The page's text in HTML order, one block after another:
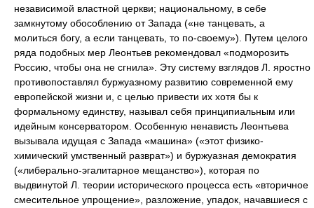
независимой властной церкви; национальному, в себе
замкнутому обособлению от Запада («не танцевать, а
молиться богу, а если танцевать, то по-своему»). Путем целого
ряда подобных мер Леонтьев рекомендовал «подморозить
Россию, чтобы она не сгнила». Эту систему взглядов Л. яростно
противопоставлял буржуазному развитию современной ему
европейской жизни и, с целью привести их хотя бы к
формальному единству, называл себя принципиальным или
идейным консерватором. Особенную ненависть Леонтьева
вызывала идущая с Запада «машина» («этот физико-
химический умственный разврат») и буржуазная демократия
(«либерально-эгалитарное мещанство»), которая по
выдвинутой Л. теории исторического процесса есть «вторичное
смесительное упрощение», разложение, упадок, начавшиеся с